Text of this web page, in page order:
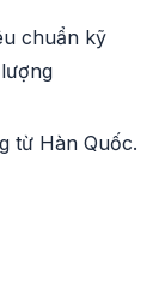
chuẩn kỹ
từ Hàn Quốc.